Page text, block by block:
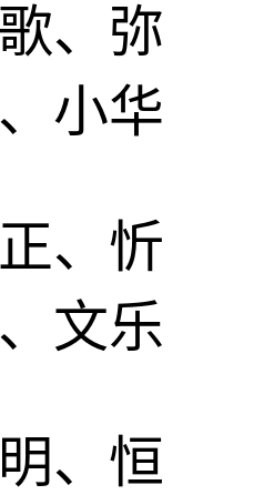
、弥
小华
、忻
文乐
、恒